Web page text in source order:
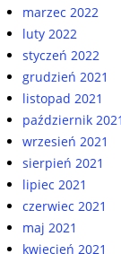
marzec 2022
luty 2022
styczeń 2022
grudzień 2021
listopad 2021
październik 2021
wrzesień 2021
sierpień 2021
lipiec 2021
czerwiec 2021
maj 2021
kwiecień 2021